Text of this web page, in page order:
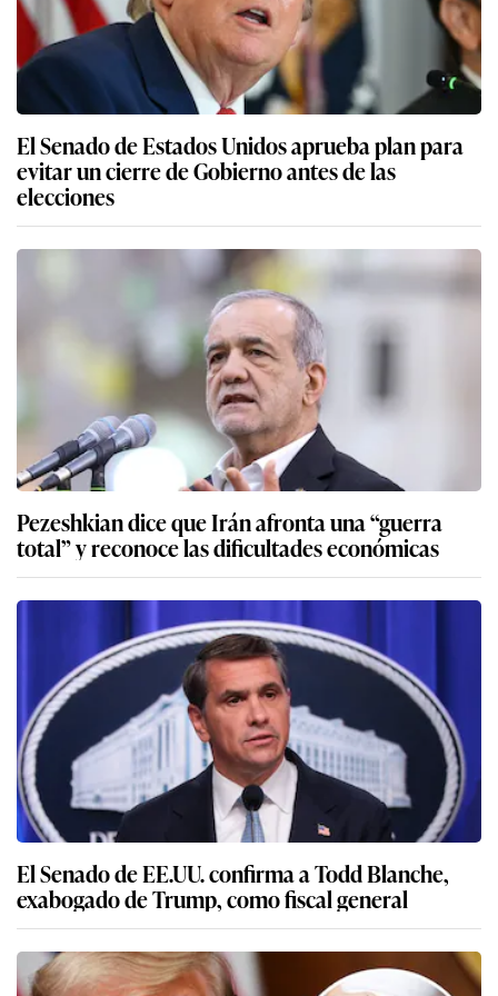
El Senado de Estados Unidos aprueba plan para
evitar un cierre de Gobierno antes de las
elecciones
Pezeshkian dice que Irán afronta una “guerra
total” y reconoce las dificultades económicas
El Senado de EE.UU. confirma a Todd Blanche,
exabogado de Trump, como fiscal general